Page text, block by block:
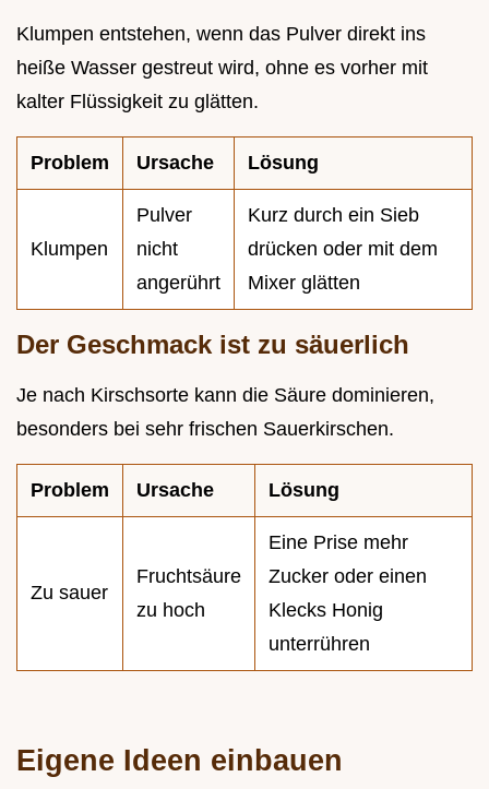
Klumpen entstehen, wenn das Pulver direkt ins
heiße Wasser gestreut wird, ohne es vorher mit
kalter Flüssigkeit zu glätten.
Problem Ursache Lösung
Klumpen
Pulver
nicht
angerührt
Kurz durch ein Sieb
drücken oder mit dem
Mixer glätten
Der Geschmack ist zu säuerlich
Je nach Kirschsorte kann die Säure dominieren,
besonders bei sehr frischen Sauerkirschen.
Problem Ursache Lösung
Zu sauer
Fruchtsäure
zu hoch
Eine Prise mehr
Zucker oder einen
Klecks Honig
unterrühren
Eigene Ideen einbauen